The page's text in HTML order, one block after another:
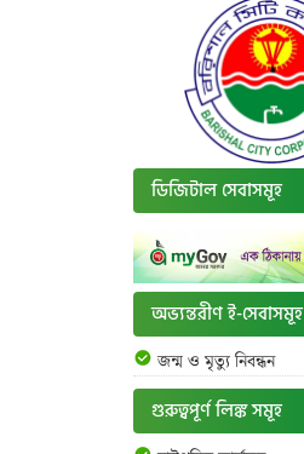
ডিজিটাল সেবাসমূহ
অভ্যন্তরীণ ই-সেবাসমূহ
জন্ম ও মৃত্যু নিবন্ধন
গুরুত্বপূর্ণ লিঙ্ক সমূহ